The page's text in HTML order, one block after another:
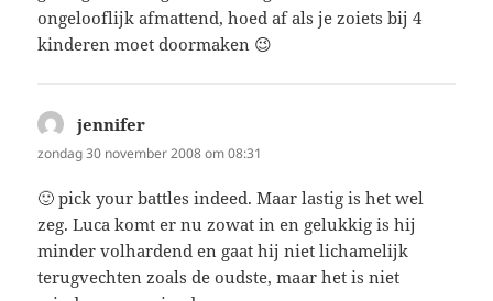
ongelooflijk afmattend, hoed af als je zoiets bij 4
kinderen moet doormaken 😉
jennifer
zondag 30 november 2008 om 08:31
🙂 pick your battles indeed. Maar lastig is het wel
zeg. Luca komt er nu zowat in en gelukkig is hij
minder volhardend en gaat hij niet lichamelijk
terugvechten zoals de oudste, maar het is niet